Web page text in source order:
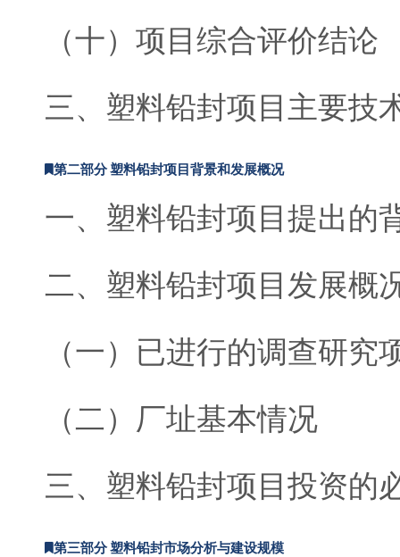
（十）项目综合评价结论
三、塑料铅封项目主要技
第二部分 塑料铅封项目背景和发展概况
一、塑料铅封项目提出的
二、塑料铅封项目发展概
（一）已进行的调查研究
（二）厂址基本情况
三、塑料铅封项目投资的
第三部分 塑料铅封市场分析与建设规模